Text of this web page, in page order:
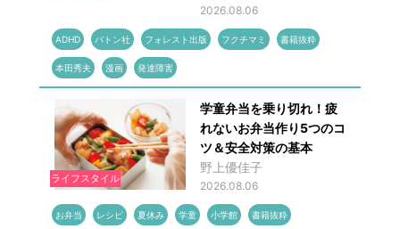
2026.08.06
ADHD バトン社 フォレスト出版 フクチマミ 書籍抜粋
本田秀夫 漫画 発達障害
ライフスタイル
学童弁当を乗り切れ！疲
れないお弁当作り5つのコ
ツ＆安全対策の基本
野上優佳子
2026.08.06
お弁当 レシピ 夏休み 学童 小学館 書籍抜粋